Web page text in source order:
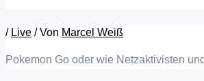
/ Live / Von Marcel Weiß
Pokemon Go oder wie Netzaktivisten